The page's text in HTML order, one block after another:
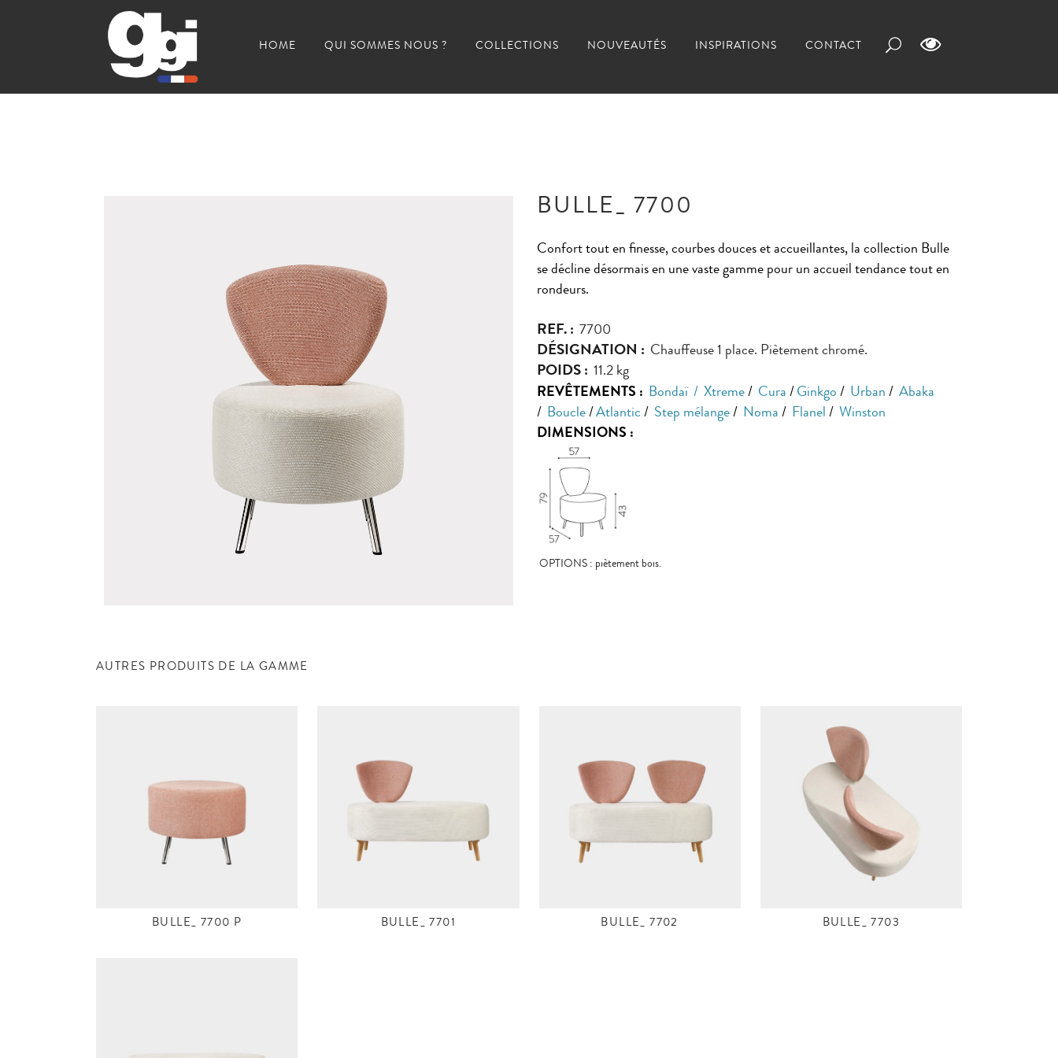
HOME QUI SOMMES NOUS ? COLLECTIONS NOUVEAUTÉS INSPIRATIONS CONTACT
BULLE_ 7700
Confort tout en finesse, courbes douces et accueillantes, la collection Bulle
se décline désormais en une vaste gamme pour un accueil tendance tout en
rondeurs.
REF. : 7700
DÉSIGNATION : Chauffeuse 1 place. Piètement chromé.
POIDS : 11.2 kg
REVÊTEMENTS : Bondaï / Xtreme / Cura / Ginkgo / Urban / Abaka
/ Boucle / Atlantic / Step mélange / Noma / Flanel / Winston
DIMENSIONS :
OPTIONS : piètement bois.
AUTRES PRODUITS DE LA GAMME
BULLE_ 7700 P BULLE_ 7701 BULLE_ 7702 BULLE_ 7703